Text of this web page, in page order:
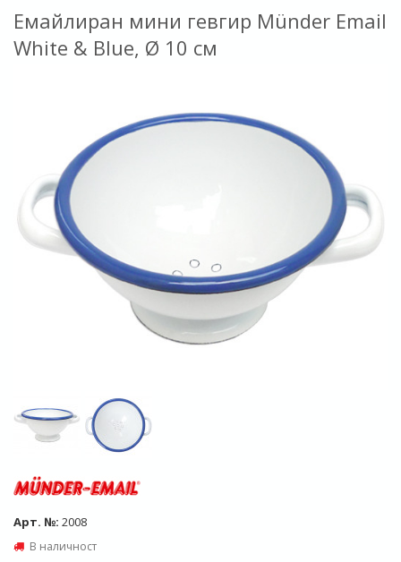
Емайлиран мини гевгир Münder Email
White & Blue, Ø 10 см
Арт. №: 2008
В наличност